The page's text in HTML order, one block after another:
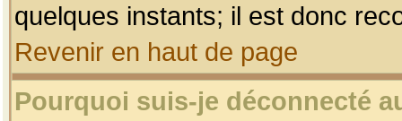
quelques instants; il est donc
Revenir en haut de page
Pourquoi suis-je déconnecté